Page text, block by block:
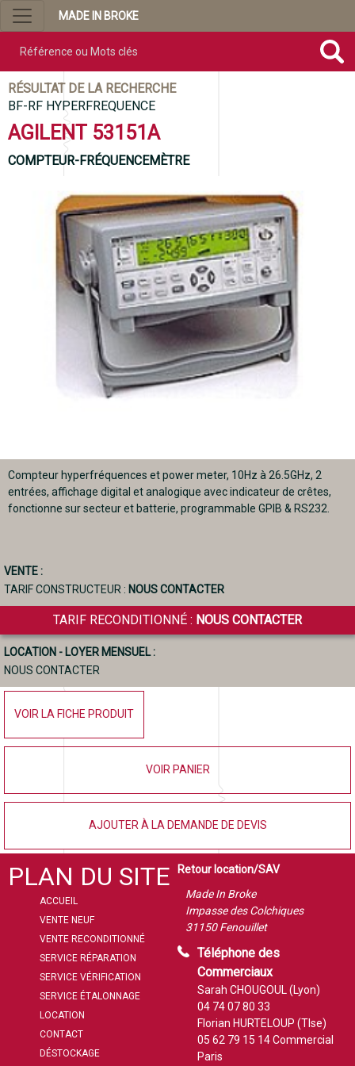
MADE IN BROKE
RÉSULTAT DE LA RECHERCHE
BF-RF HYPERFREQUENCE
AGILENT 53151A
COMPTEUR-FRÉQUENCEMÈTRE
Compteur hyperfréquences et power meter, 10Hz à 26.5GHz, 2
entrées, affichage digital et analogique avec indicateur de crêtes,
fonctionne sur secteur et batterie, programmable GPIB & RS232.
VENTE :
TARIF CONSTRUCTEUR : NOUS CONTACTER
TARIF RECONDITIONNÉ : NOUS CONTACTER
LOCATION - LOYER MENSUEL :
NOUS CONTACTER
VOIR LA FICHE PRODUIT
VOIR PANIER
AJOUTER À LA DEMANDE DE DEVIS
PLAN DU SITE
ACCUEIL
VENTE NEUF
VENTE RECONDITIONNÉ
SERVICE RÉPARATION
SERVICE VÉRIFICATION
SERVICE ÉTALONNAGE
LOCATION
CONTACT
DÉSTOCKAGE
Retour location/SAV
Made In Broke
Impasse des Colchiques
31150 Fenouillet
Téléphone des
Commerciaux
Sarah CHOUGOUL (Lyon)
04 74 07 80 33
Florian HURTELOUP (Tlse)
05 62 79 15 14Commercial
Paris